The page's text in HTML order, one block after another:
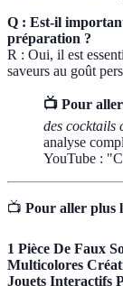
Q : Est-il
préparation ?
R : Oui, il est
saveurs au goût
📺 Pour
des cocktails
analyse
YouTube :
📺 Pour aller plus
1 Pièce De Faux
Multicolores
Jouets Interactifs